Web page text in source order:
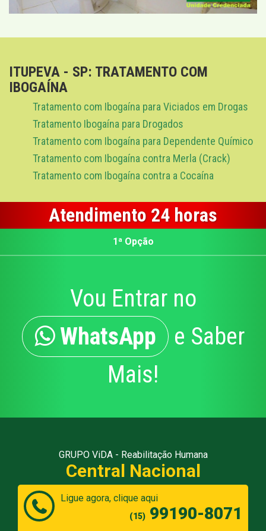
ITUPEVA - SP: TRATAMENTO COM
IBOGAÍNA
Tratamento com Ibogaína para Viciados em Drogas
Tratamento Ibogaína para Drogados
Tratamento com Ibogaína para Dependente Químico
Tratamento com Ibogaína contra Merla (Crack)
Tratamento com Ibogaína contra a Cocaína
Atendimento 24 horas
1ª Opção
Vou Entrar no
WhatsApp e Saber
Mais!
GRUPO ViDA - Reabilitação Humana
Central Nacional
Ligue agora, clique aqui
(15) 99190-8071